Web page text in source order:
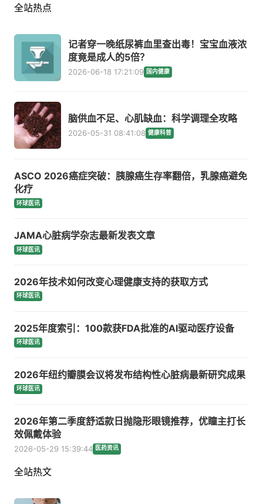
全站热点
记者穿一晚纸尿裤血里查出毒！宝宝血液浓
度竟是成人的5倍？
2026-06-18 17:21:09 国内健康
脑供血不足、心肌缺血：科学调理全攻略
2026-05-31 08:41:08 健康科普
ASCO 2026癌症突破：胰腺癌生存率翻倍，乳腺癌避免
化疗
环球医讯
JAMA心脏病学杂志最新发表文章
环球医讯
2026年技术如何改变心理健康支持的获取方式
环球医讯
2025年度索引：100款获FDA批准的AI驱动医疗设备
环球医讯
2026年纽约瓣膜会议将发布结构性心脏病最新研究成果
环球医讯
2026年第二季度舒适款日抛隐形眼镜推荐，优瞳主打长
效佩戴体验
2026-05-29 15:39:44 医药资讯
全站热文